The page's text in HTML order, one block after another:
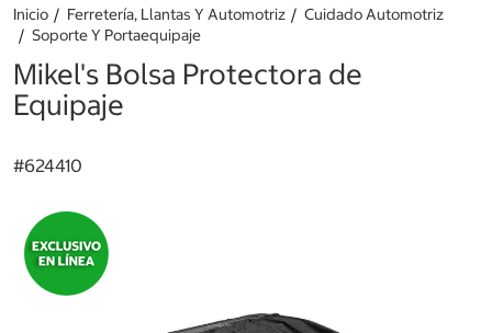
Inicio Ferretería, Llantas Y Automotriz
Cuidado Automotriz
Soporte Y Portaequipaje
Mikel's Bolsa Protectora de
Equipaje
#624410